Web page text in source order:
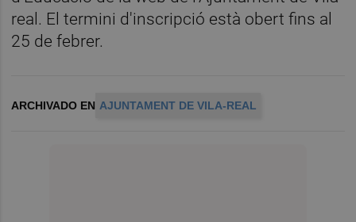
real. El termini d'inscripció està obert fins al
25 de febrer.
ARCHIVADO EN AJUNTAMENT DE VILA-REAL